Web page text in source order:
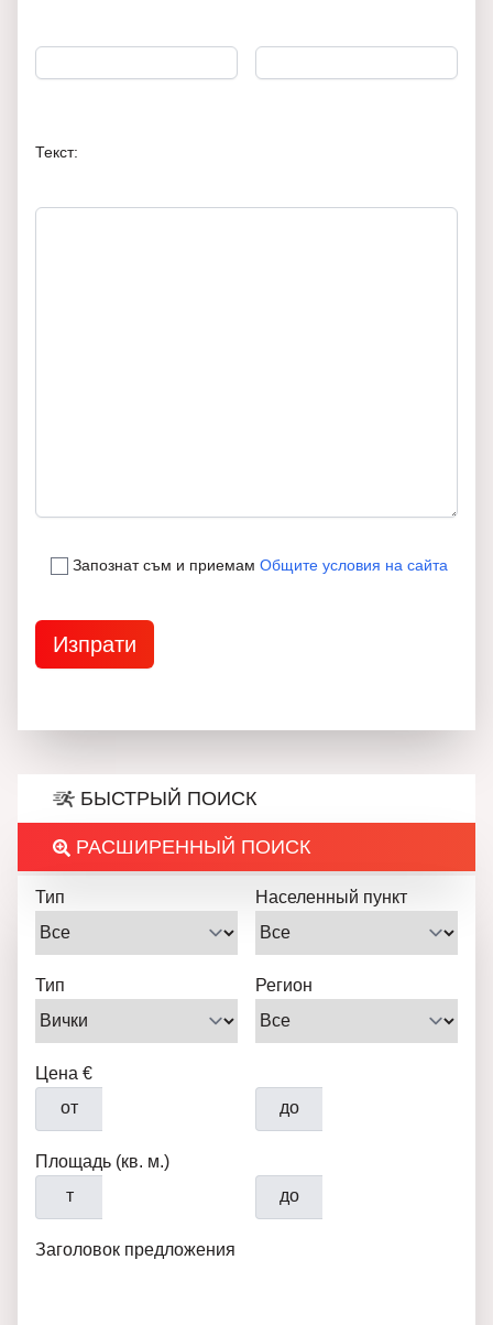
Текст:
Запознат съм и приемам Общите условия на сайта
БЫСТРЫЙ ПОИСК
РАСШИРЕННЫЙ ПОИСК
Тип Населенный пункт
Тип Регион
Цена €
от
до
Площадь (кв. м.)
т
до
Заголовок предложения